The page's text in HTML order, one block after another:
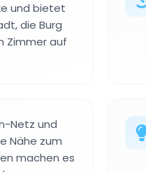
und bietet
die Burg
Zimmer auf
Netz und
Nähe zum
machen es